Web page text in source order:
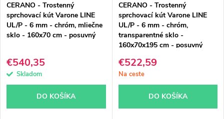
CERANO - Trostenný
sprchovací kút Varone LINE
UL/P - 6 mm - chróm, mliečne
sklo - 160x70 cm - posuvný
€540,35
Skladom
DO KOŠÍKA
CERANO - Trostenný
sprchovací kút Varone LINE
UL/P - 6 mm - chróm,
transparentné sklo -
160x70x195 cm - posuvný
€522,59
Na ceste
DO KOŠÍKA